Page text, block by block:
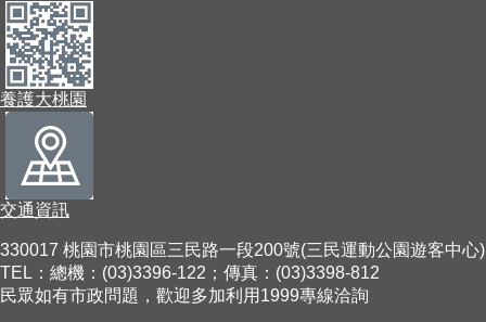
養護大桃園
交通資訊
330017 桃園市桃園區三民路一段200號(三民運動公園遊客中心)
TEL：總機：(03)3396-122；傳真：(03)3398-812
民眾如有市政問題，歡迎多加利用1999專線洽詢